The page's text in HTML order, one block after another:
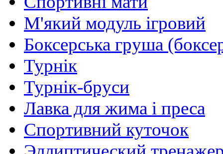
М'який модуль ігровий
Боксерська груша
Турнік
Турнік-бруси
Лавка для жима і преса
Спортивний куточок